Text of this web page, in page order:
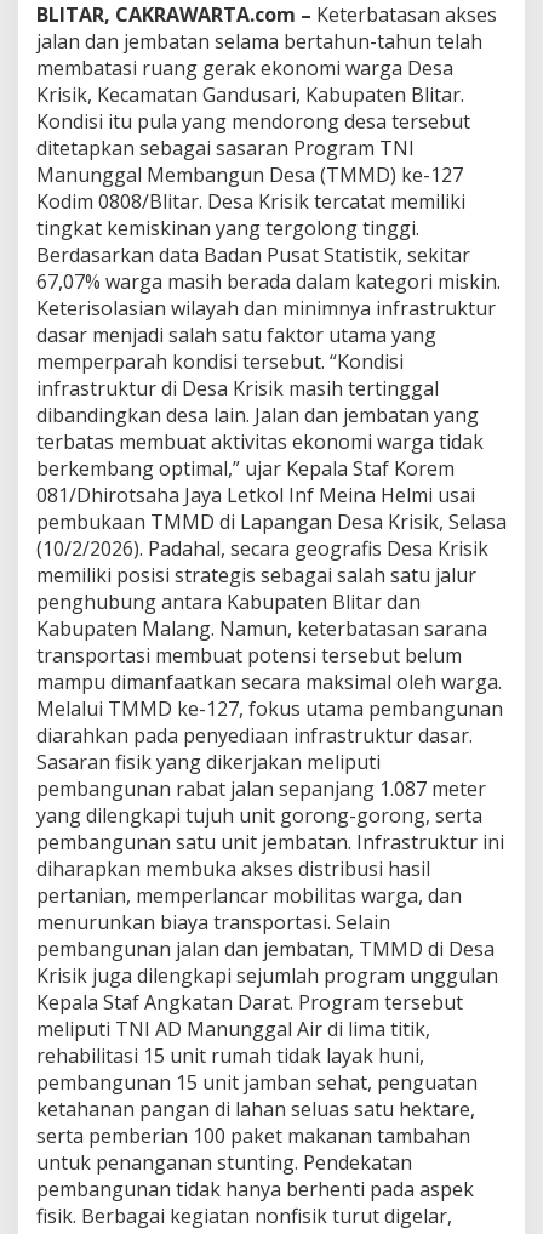
c
i
K
e
l
u
a
r
d
a
r
i
K
e
m
i
s
k
i
n
a
n
D
e
s
a
K
r
i
s
k
BLITAR, CAKRAWARTA.com – Keterbatasan akses
jalan dan jembatan selama bertahun-tahun telah
membatasi ruang gerak ekonomi warga Desa
Krisik, Kecamatan Gandusari, Kabupaten Blitar.
Kondisi itu pula yang mendorong desa tersebut
ditetapkan sebagai sasaran Program TNI
Manunggal Membangun Desa (TMMD) ke-127
Kodim 0808/Blitar. Desa Krisik tercatat memiliki
tingkat kemiskinan yang tergolong tinggi.
Berdasarkan data Badan Pusat Statistik, sekitar
67,07% warga masih berada dalam kategori miskin.
Keterisolasian wilayah dan minimnya infrastruktur
dasar menjadi salah satu faktor utama yang
memperparah kondisi tersebut. “Kondisi
infrastruktur di Desa Krisik masih tertinggal
dibandingkan desa lain. Jalan dan jembatan yang
terbatas membuat aktivitas ekonomi warga tidak
berkembang optimal,” ujar Kepala Staf Korem
081/Dhirotsaha Jaya Letkol Inf Meina Helmi usai
pembukaan TMMD di Lapangan Desa Krisik, Selasa
(10/2/2026). Padahal, secara geografis Desa Krisik
memiliki posisi strategis sebagai salah satu jalur
penghubung antara Kabupaten Blitar dan
Kabupaten Malang. Namun, keterbatasan sarana
transportasi membuat potensi tersebut belum
mampu dimanfaatkan secara maksimal oleh warga.
Melalui TMMD ke-127, fokus utama pembangunan
diarahkan pada penyediaan infrastruktur dasar.
Sasaran fisik yang dikerjakan meliputi
pembangunan rabat jalan sepanjang 1.087 meter
yang dilengkapi tujuh unit gorong-gorong, serta
pembangunan satu unit jembatan. Infrastruktur ini
diharapkan membuka akses distribusi hasil
pertanian, memperlancar mobilitas warga, dan
menurunkan biaya transportasi. Selain
pembangunan jalan dan jembatan, TMMD di Desa
Krisik juga dilengkapi sejumlah program unggulan
Kepala Staf Angkatan Darat. Program tersebut
meliputi TNI AD Manunggal Air di lima titik,
rehabilitasi 15 unit rumah tidak layak huni,
pembangunan 15 unit jamban sehat, penguatan
ketahanan pangan di lahan seluas satu hektare,
serta pemberian 100 paket makanan tambahan
untuk penanganan stunting. Pendekatan
pembangunan tidak hanya berhenti pada aspek
fisik. Berbagai kegiatan nonfisik turut digelar,